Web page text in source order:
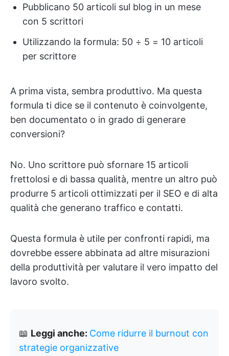
Pubblicano 50 articoli sul blog in un mese
con 5 scrittori
Utilizzando la formula: 50 ÷ 5 = 10 articoli
per scrittore
A prima vista, sembra produttivo. Ma questa
formula ti dice se il contenuto è coinvolgente,
ben documentato o in grado di generare
conversioni?
No. Uno scrittore può sfornare 15 articoli
frettolosi e di bassa qualità, mentre un altro può
produrre 5 articoli ottimizzati per il SEO e di alta
qualità che generano traffico e contatti.
Questa formula è utile per confronti rapidi, ma
dovrebbe essere abbinata ad altre misurazioni
della produttività per valutare il vero impatto del
lavoro svolto.
📖 Leggi anche: Come ridurre il burnout con
strategie organizzative